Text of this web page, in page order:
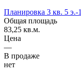
Планировка 3 кв. 5 э.-1
Общая площадь
83,25 кв.м.
Цена
—
В продаже
нет